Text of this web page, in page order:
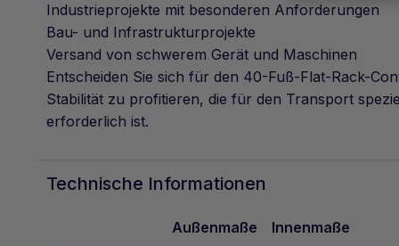
Industrieprojekte mit besonderen Anforderungen
Bau- und Infrastrukturprojekte
Versand von schwerem Gerät und Maschinen
Entscheiden Sie sich für den 40-Fuß-Flat-Rack-
Stabilität zu profitieren, die für den Transport
erforderlich ist.
Technische Informationen
Außenmaße Innenmaße